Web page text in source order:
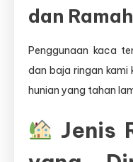
dan
Penggunaan kaca
dan baja ringan kami
hunian yang tahan
Jenis